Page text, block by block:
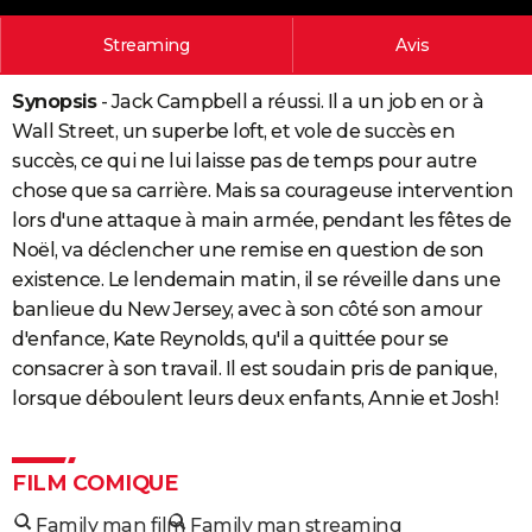
GUIDES D'ACHAT
BONS PLANS
CARTE DE VOEUX
Carte de Noël
Carte Bonne année
Carte Saint-Valentin
Carte Pâques
Carte d'anniversaire
DICTIONNAIRE
Dictionnaire
Biographies
Citations
Expressions
Proverbes
PROGRAMME TV
COPAINS D'AVANT
Service militaire
Avis de recherche
AVIS DE DÉCÈS
FORUM
Bricolage
Lifestyle
Culture
Sport
Auto
Television
Voyage
Cinema
Streaming Avis
Synopsis- Jack Campbell a réussi. Il a un job en or à
Wall Street, un superbe loft, et vole de succès en
succès, ce qui ne lui laisse pas de temps pour autre
chose que sa carrière. Mais sa courageuse intervention
lors d'une attaque à main armée, pendant les fêtes de
Noël, va déclencher une remise en question de son
existence. Le lendemain matin, il se réveille dans une
banlieue du New Jersey, avec à son côté son amour
d'enfance, Kate Reynolds, qu'il a quittée pour se
consacrer à son travail. Il est soudain pris de panique,
lorsque déboulent leurs deux enfants, Annie et Josh!
FILM COMIQUE
Family man film Family man streaming